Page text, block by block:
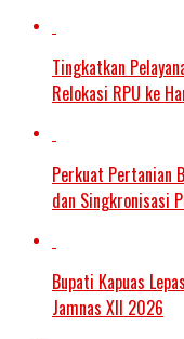
Tingkatkan
Relokasi RPU ke
Perkuat Pertanian
dan Singkronisasi
Bupati Kapuas
Jamnas XII 2026